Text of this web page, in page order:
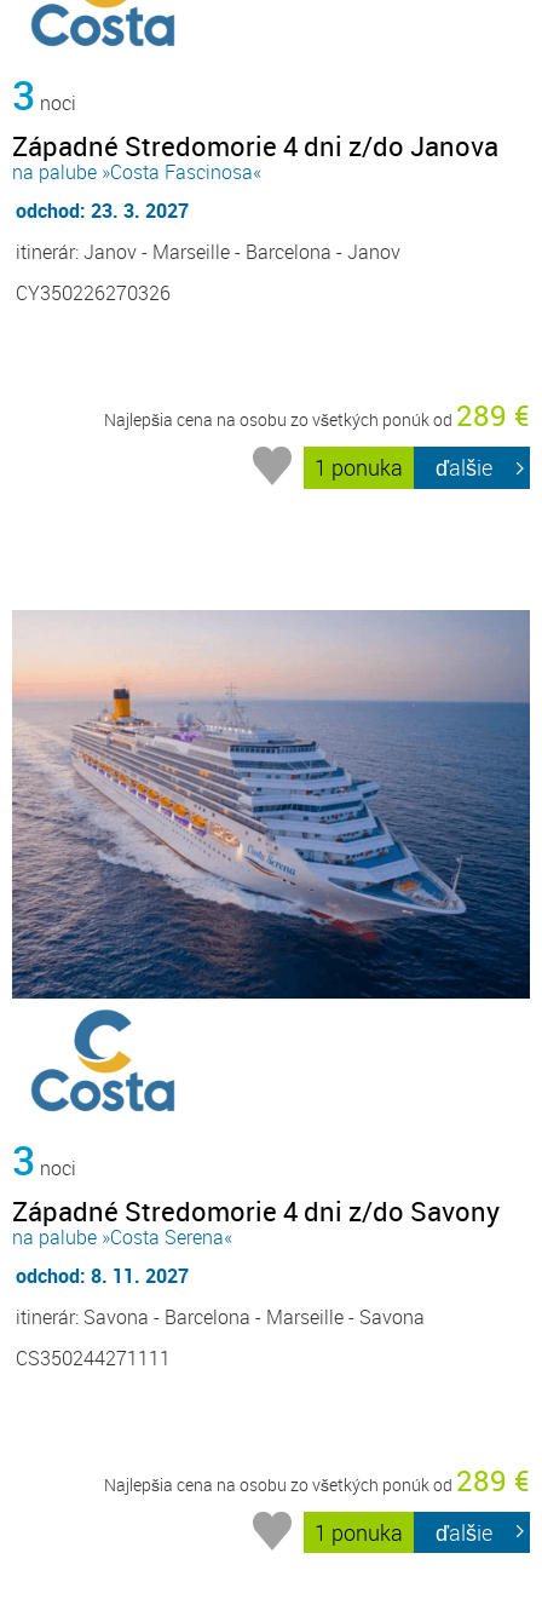
3 noci
Západné Stredomorie 4 dni z/do Janova
na palube »Costa Fascinosa«
odchod: 23. 3. 2027
itinerár: Janov - Marseille - Barcelona - Janov
CY350226270326
Najlepšia cena na osobu zo všetkých ponúk od 289 €
1 ponuka ďalšie
3 noci
Západné Stredomorie 4 dni z/do Savony
na palube »Costa Serena«
odchod: 8. 11. 2027
itinerár: Savona - Barcelona - Marseille - Savona
CS350244271111
Najlepšia cena na osobu zo všetkých ponúk od 289 €
1 ponuka ďalšie